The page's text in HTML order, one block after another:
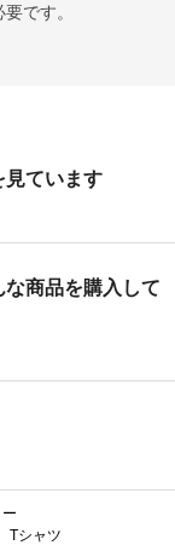
要です。
見ています
商品を購入して
Tシャツ